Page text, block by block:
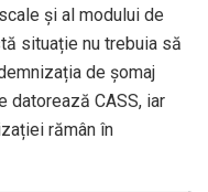
și al modului de
situație nu trebuia să
de șomaj
datorează CASS, iar
rămân în